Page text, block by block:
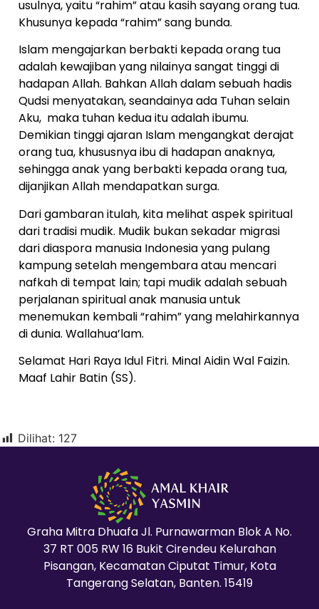
usulnya, yaitu “rahim” atau kasih sayang orang tua.
Khusunya kepada “rahim” sang bunda.
Islam mengajarkan berbakti kepada orang tua
adalah kewajiban yang nilainya sangat tinggi di
hadapan Allah. Bahkan Allah dalam sebuah hadis
Qudsi menyatakan, seandainya ada Tuhan selain
Aku, maka tuhan kedua itu adalah ibumu.
Demikian tinggi ajaran Islam mengangkat derajat
orang tua, khususnya ibu di hadapan anaknya,
sehingga anak yang berbakti kepada orang tua,
dijanjikan Allah mendapatkan surga.
Dari gambaran itulah, kita melihat aspek spiritual
dari tradisi mudik. Mudik bukan sekadar migrasi
dari diaspora manusia Indonesia yang pulang
kampung setelah mengembara atau mencari
nafkah di tempat lain; tapi mudik adalah sebuah
perjalanan spiritual anak manusia untuk
menemukan kembali “rahim” yang melahirkannya
di dunia. Wallahua’lam.
Selamat Hari Raya Idul Fitri. Minal Aidin Wal Faizin.
Maaf Lahir Batin (SS).
Dilihat: 127
Graha Mitra Dhuafa Jl. Purnawarman Blok A No.
37 RT 005 RW 16 Bukit Cirendeu Kelurahan
Pisangan, Kecamatan Ciputat Timur, Kota
Tangerang Selatan, Banten. 15419